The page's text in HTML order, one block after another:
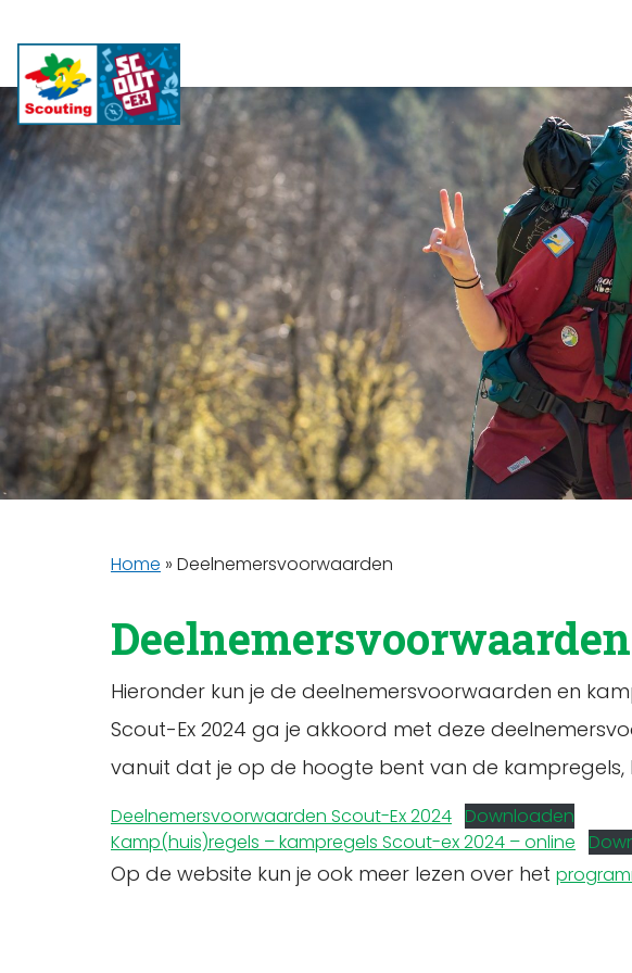
Home » Deelnemersvoorwaarden
Deelnemersvoorwaarden
Hieronder kun je de deelnemersvoorwaarden en
Scout-Ex 2024 ga je akkoord met deze
vanuit dat je op de hoogte bent van de kampregels,
Deelnemersvoorwaarden Scout-Ex 2024 Downloaden
Kamp(huis)regels – kampregels Scout-ex 2024 – online
Op de website kun je ook meer lezen over het